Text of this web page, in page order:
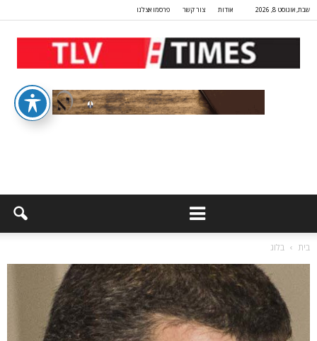
שבת, אוגוסט 8, 2026 אודות צור קשר פרסמו אצלנו
בית בלוג